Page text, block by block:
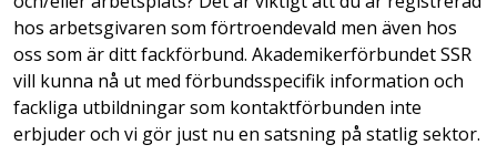
hos arbetsgivaren som förtroendevald men även hos
oss som är ditt fackförbund. Akademikerförbundet SSR
vill kunna nå ut med förbundsspecifik information och
fackliga utbildningar som kontaktförbunden inte
erbjuder och vi gör just nu en satsning på statlig sektor.